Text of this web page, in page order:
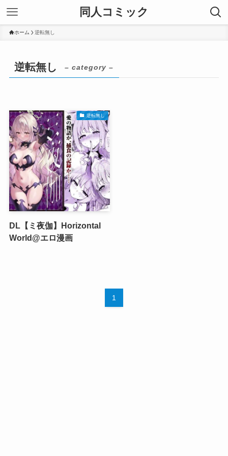
同人コミック
ホーム 逆転無し
逆転無し – category –
逆転無し
DL【ミ夜伽】Horizontal
World@エロ漫画
1